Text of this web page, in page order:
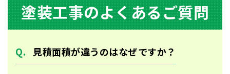
塗装⼯事のよくあるご質問
⾒積⾯積が違うのはなぜですか？